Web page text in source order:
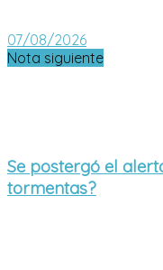
07/08/2026
Nota siguiente
Se postergó el
tormentas?